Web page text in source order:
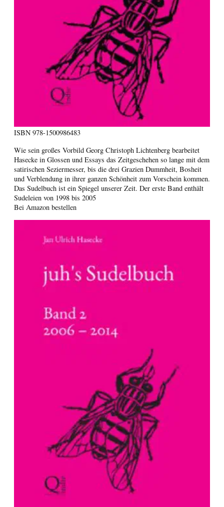
ISBN 978-1500986483
Wie sein großes Vorbild Georg Christoph Lichtenberg bearbeitet
Hasecke in Glossen und Essays das Zeitgeschehen so lange mit dem
satirischen Seziermesser, bis die drei Grazien Dummheit, Bosheit
und Verblendung in ihrer ganzen Schönheit zum Vorschein kommen.
Das Sudelbuch ist ein Spiegel unserer Zeit. Der erste Band enthält
Sudeleien von 1998 bis 2005
Bei Amazon bestellen